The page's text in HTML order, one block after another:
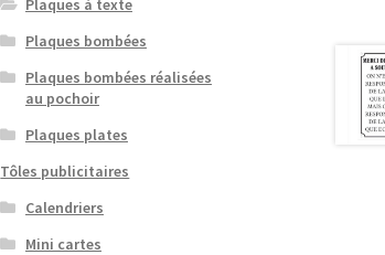
Plaques à texte
Plaques bombées
Plaques bombées réalisées
au pochoir
Plaques plates
Tôles publicitaires
Calendriers
Mini cartes